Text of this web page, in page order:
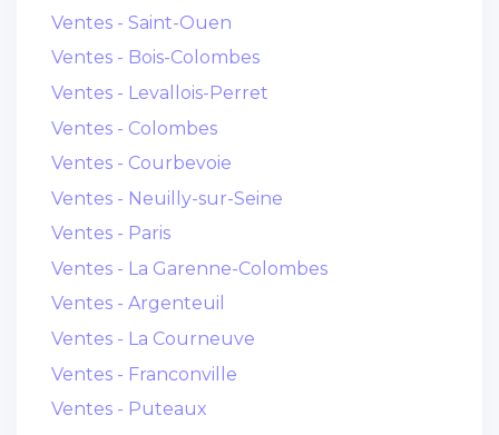
Ventes - Saint-Ouen
Ventes - Bois-Colombes
Ventes - Levallois-Perret
Ventes - Colombes
Ventes - Courbevoie
Ventes - Neuilly-sur-Seine
Ventes - Paris
Ventes - La Garenne-Colombes
Ventes - Argenteuil
Ventes - La Courneuve
Ventes - Franconville
Ventes - Puteaux